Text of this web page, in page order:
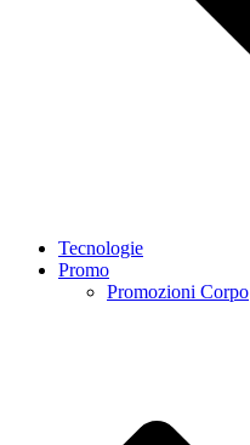
Tecnologie
Promo
Promozioni Corpo